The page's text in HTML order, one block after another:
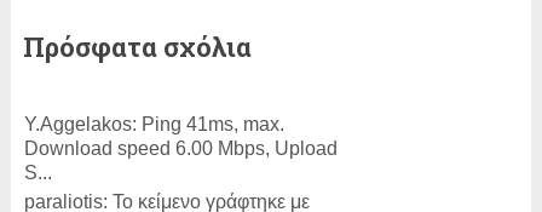
Πρόσφατα σχόλια
Y.Aggelakos: Ping 41ms, max.
Download speed 6.00 Mbps, Upload
S...
paraliotis: Το κείμενο γράφτηκε με